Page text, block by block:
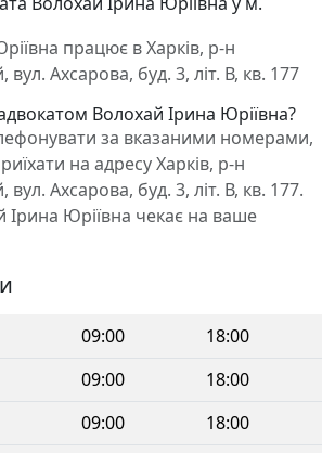
працює в Харків, р-н
Ахсарова, буд. 3, літ. В, кв. 177
Волохай Ірина Юріївна?
за вказаними номерами,
на адресу Харків, р-н
Ахсарова, буд. 3, літ. В, кв. 177.
Ірина Юріївна чекає на ваше
09:00
18:00
09:00
18:00
09:00
18:00